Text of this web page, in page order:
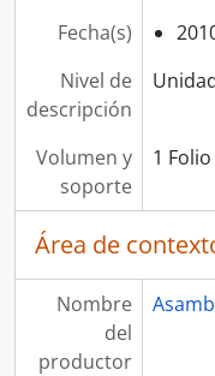
Fecha(s)
Nivel de
descripción
Volumen y
soporte
1 Folio
Área de
Nombre
del
productor